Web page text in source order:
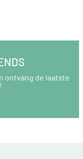
ontvang de laatste